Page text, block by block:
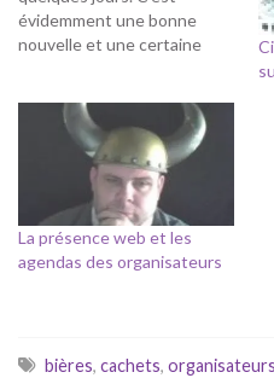
évidemment une bonne
nouvelle et une certaine
symbolique qui m'est
reversé alors que les
organisateurs sont
ponctionnés d'un montant
pas vraiment symbolique
pour un spectacle composé
à 90% de compositions
La présence web et les
agendas des organisateurs
bières, cachets, organisateurs